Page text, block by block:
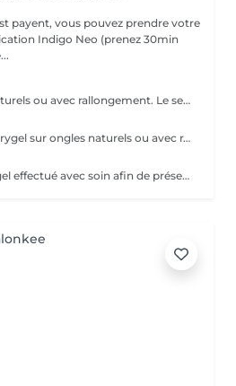
payent, vous pouvez prendre votre
Indigo Neo (prenez 30min
Pose en gel sur ongles naturels ou avec rallongement. Le service comprend la manucure russe, la construction complète en gel, l'architecture adaptée à l'ongle et une finition lisse et résistante.
Remplissage en gel ou acrygel sur ongles naturels ou avec rallongement existant. Le service comprend la manucure russe, la correction de l'architecture, le renforcement de la structure en gel et une finition lisse, uniforme et résistante.
Retrait professionnel du gel effectué avec soin afin de préserver l'ongle naturel. Le service comprend la manucure russe, la mise en forme de l'ongle et une pose de vernis traditionnel transparent, pour une finition propre, soignée et naturelle.